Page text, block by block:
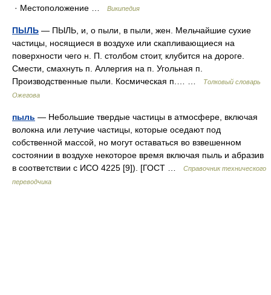
· Местоположение … Википедия
ПЫЛЬ — ПЫЛЬ, и, о пыли, в пыли, жен. Мельчайшие сухие
частицы, носящиеся в воздухе или скапливающиеся на
поверхности чего н. П. столбом стоит, клубится на дороге.
Смести, смахнуть п. Аллергия на п. Угольная п.
Производственные пыли. Космическая п.… …
Толковый словарь
Ожегова
пыль — Небольшие твердые частицы в атмосфере, включая
волокна или летучие частицы, которые оседают под
собственной массой, но могут оставаться во взвешенном
состоянии в воздухе некоторое время включая пыль и абразив
в соответствии с ИСО 4225 [9]). [ГОСТ …
Справочник технического
переводчика